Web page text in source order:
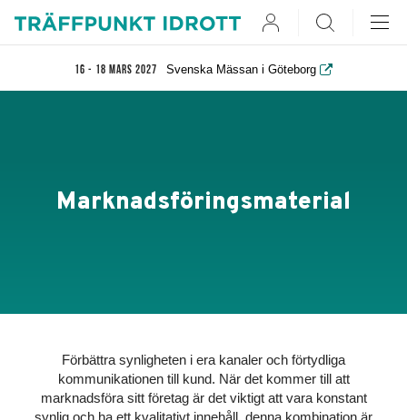
16 - 18 mars 2027 Svenska Mässan i Göteborg
User Search
Marknadsföringsmaterial
Förbättra synligheten i era kanaler och förtydliga
kommunikationen till kund. När det kommer till att
marknadsföra sitt företag är det viktigt att vara konstant